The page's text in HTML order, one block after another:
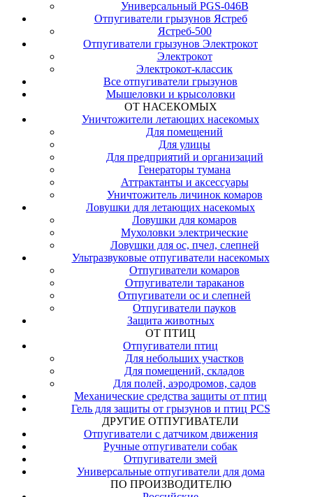
Универсальный PGS-046B
Отпугиватели грызунов Ястреб
Ястреб-500
Отпугиватели грызунов Электрокот
Электрокот
Электрокот-классик
Все отпугиватели грызунов
Мышеловки и крысоловки
ОТ НАСЕКОМЫХ
Уничтожители летающих насекомых
Для помещений
Для улицы
Для предприятий и организаций
Генераторы тумана
Аттрактанты и аксессуары
Уничтожитель личинок комаров
Ловушки для летающих насекомых
Ловушки для комаров
Мухоловки электрические
Ловушки для ос, пчел, слепней
Ультразвуковые отпугиватели насекомых
Отпугиватели комаров
Отпугиватели тараканов
Отпугиватели ос и слепней
Отпугиватели пауков
Защита животных
ОТ ПТИЦ
Отпугиватели птиц
Для небольших участков
Для помещений, складов
Для полей, аэродромов, садов
Механические средства защиты от птиц
Гель для защиты от грызунов и птиц PCS
ДРУГИЕ ОТПУГИВАТЕЛИ
Отпугиватели с датчиком движения
Ручные отпугиватели собак
Отпугиватели змей
Универсальные отпугиватели для дома
ПО ПРОИЗВОДИТЕЛЮ